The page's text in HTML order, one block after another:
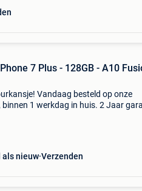
7 Plus - 128GB - A10
Vandaag besteld op onze
binnen 1 werkdag in huis. 2 Jaar
als nieuw Verzenden